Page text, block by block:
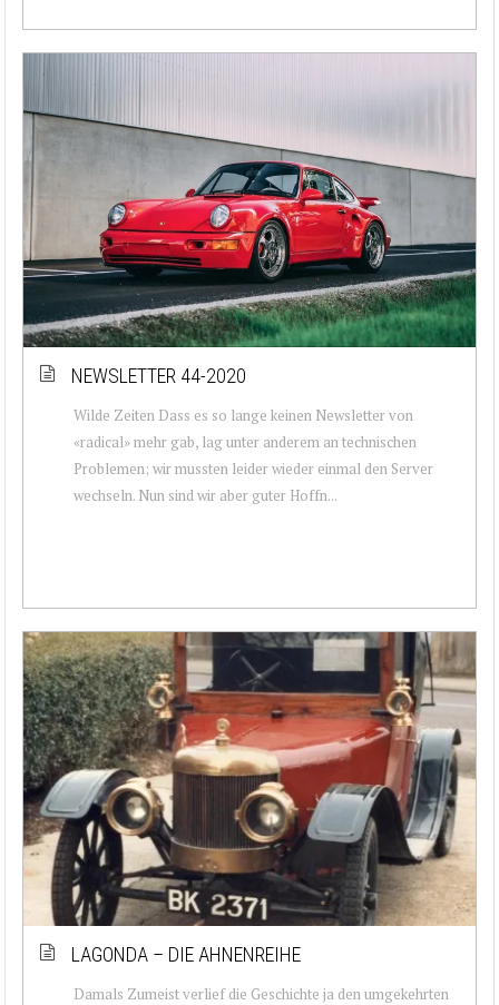
NEWSLETTER 44-2020
Wilde Zeiten Dass es so lange keinen Newsletter von
«radical» mehr gab, lag unter anderem an technischen
Problemen; wir mussten leider wieder einmal den Server
wechseln. Nun sind wir aber guter Hoffn...
LAGONDA – DIE AHNENREIHE
Damals Zumeist verlief die Geschichte ja den umgekehrten